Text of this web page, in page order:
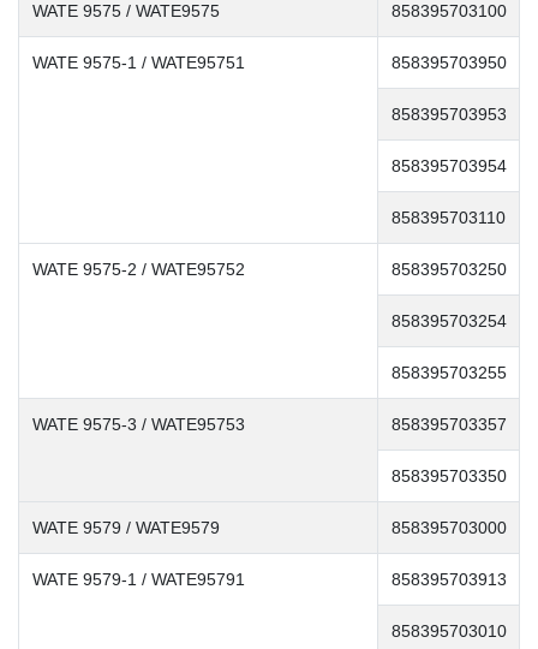
WATE 9575 / WATE9575 858395703100
WATE 9575-1 / WATE95751 858395703950
858395703953
858395703954
858395703110
WATE 9575-2 / WATE95752 858395703250
858395703254
858395703255
WATE 9575-3 / WATE95753 858395703357
858395703350
WATE 9579 / WATE9579 858395703000
WATE 9579-1 / WATE95791 858395703913
858395703010